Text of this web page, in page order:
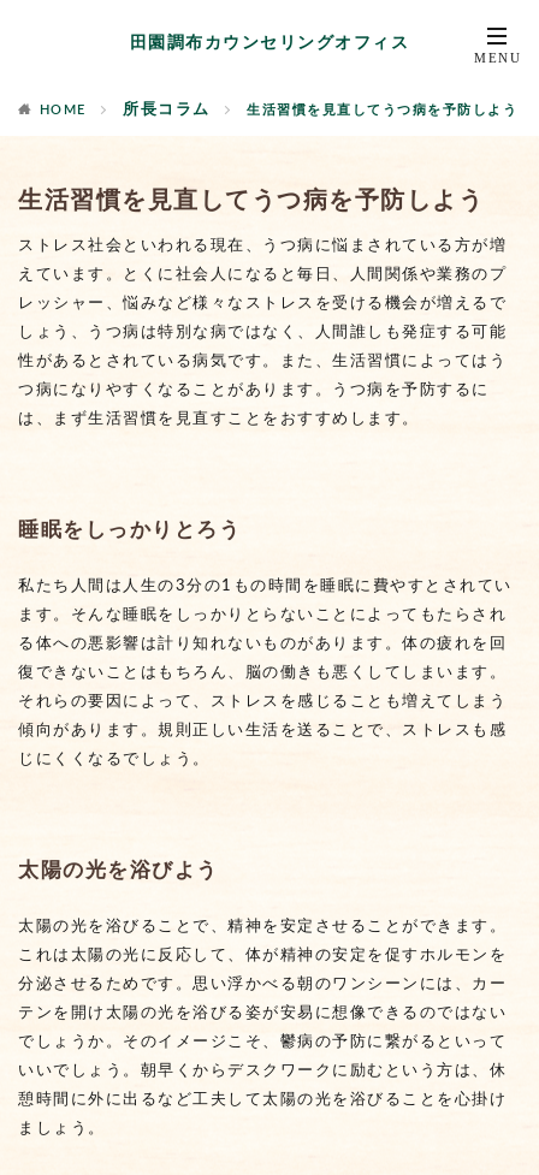
田園調布カウンセリングオフィス
HOME 所長コラム 生活習慣を見直してうつ病を予防しよう
生活習慣を見直してうつ病を予防しよう
ストレス社会といわれる現在、うつ病に悩まされている方が増
えています。とくに社会人になると毎日、人間関係や業務のプ
レッシャー、悩みなど様々なストレスを受ける機会が増えるで
しょう、うつ病は特別な病ではなく、人間誰しも発症する可能
性があるとされている病気です。また、生活習慣によってはう
つ病になりやすくなることがあります。うつ病を予防するに
は、まず生活習慣を見直すことをおすすめします。
睡眠をしっかりとろう
私たち人間は人生の3分の1もの時間を睡眠に費やすとされてい
ます。そんな睡眠をしっかりとらないことによってもたらされ
る体への悪影響は計り知れないものがあります。体の疲れを回
復できないことはもちろん、脳の働きも悪くしてしまいます。
それらの要因によって、ストレスを感じることも増えてしまう
傾向があります。規則正しい生活を送ることで、ストレスも感
じにくくなるでしょう。
太陽の光を浴びよう
太陽の光を浴びることで、精神を安定させることができます。
これは太陽の光に反応して、体が精神の安定を促すホルモンを
分泌させるためです。思い浮かべる朝のワンシーンには、カー
テンを開け太陽の光を浴びる姿が安易に想像できるのではない
でしょうか。そのイメージこそ、鬱病の予防に繋がるといって
いいでしょう。朝早くからデスクワークに励むという方は、休
憩時間に外に出るなど工夫して太陽の光を浴びることを心掛け
ましょう。